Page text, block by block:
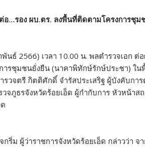
อ…รอง ผบ.ตร. ลงพื้นที่ติดตามโครงการชุ
นธ์ 2566) เวลา 10.00 น. พลตำรวจเอก
ารชุมชนยั่งยืน (นาคาพิทักษ์รักษ์ประชา) ใน
รวจตรี กิตติศักดิ์ จำรัสประเสริฐ ผู้บังคับก
วจภูธรจังหวัดร้อยเอ็ด ผู้กำกับการ หัวหน้า
กริ่ม ผู้ว่าราชการจังหวัดร้อยเอ็ด กล่าวว่า